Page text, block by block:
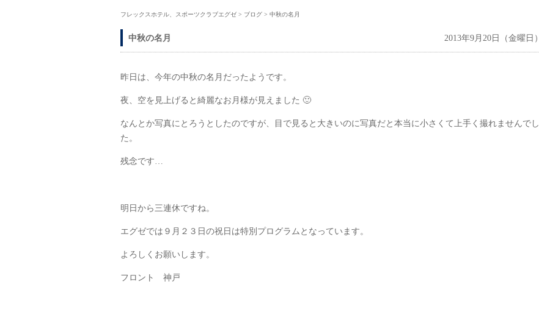
フレックスホテル、スポーツクラブエグゼ > ブログ > 中秋の名月
中秋の名月 2013年9月20日（金曜日）
昨日は、今年の中秋の名月だったようです。
夜、空を見上げると綺麗なお月様が見えました 🙂
なんとか写真にとろうとしたのですが、目で見ると大きいのに写真だと本当に小さくて上手く撮れませんでし
た。
残念です…
明日から三連休ですね。
エグゼでは９月２３日の祝日は特別プログラムとなっています。
よろしくお願いします。
フロント 神戸